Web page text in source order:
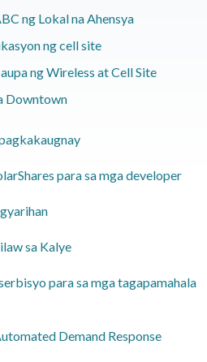
ng Lokal na Ahensya
ng cell site
ng Wireless at Cell Site
Downtown
para sa mga developer
sa Kalye
para sa mga tagapamahala
Demand Response